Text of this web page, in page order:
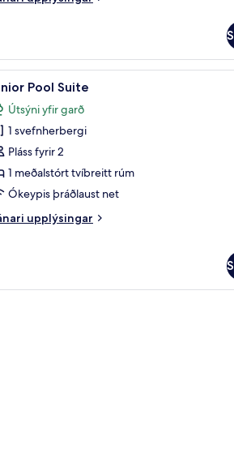
rúm með memory foam dýnum, míníbar
Junior Pool
10 Pool Suite
Útsýni yfir garð
1 svefnherbergi
Pláss fyrir 2
1 meðalstórt tvíbreitt rúm
Ókeypis þráðlaust net
upplýsingar
rúm með memory foam dýnum, míníbar